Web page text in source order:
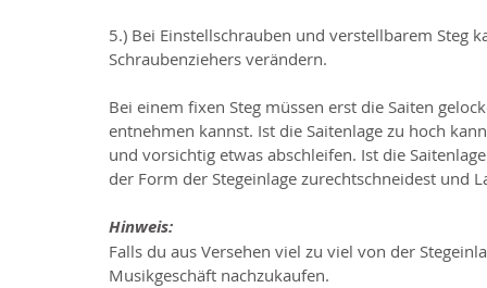
5.) Bei Einstellschrauben und verstellbarem Steg
Schraubenziehers verändern.
Bei einem fixen Steg müssen erst die Saiten
entnehmen kannst. Ist die Saitenlage zu hoch
und vorsichtig etwas abschleifen. Ist die
der Form der Stegeinlage zurechtschneidest und
Hinweis:
Falls du aus Versehen viel zu viel von der
Musikgeschäft nachzukaufen.